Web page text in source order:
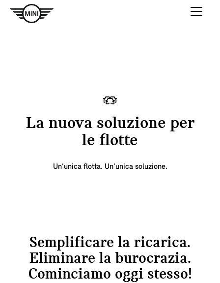
La nuova soluzione per
le flotte
Un’unica flotta. Un’unica soluzione.
Semplificare la ricarica.
Eliminare la burocrazia.
Cominciamo oggi stesso!